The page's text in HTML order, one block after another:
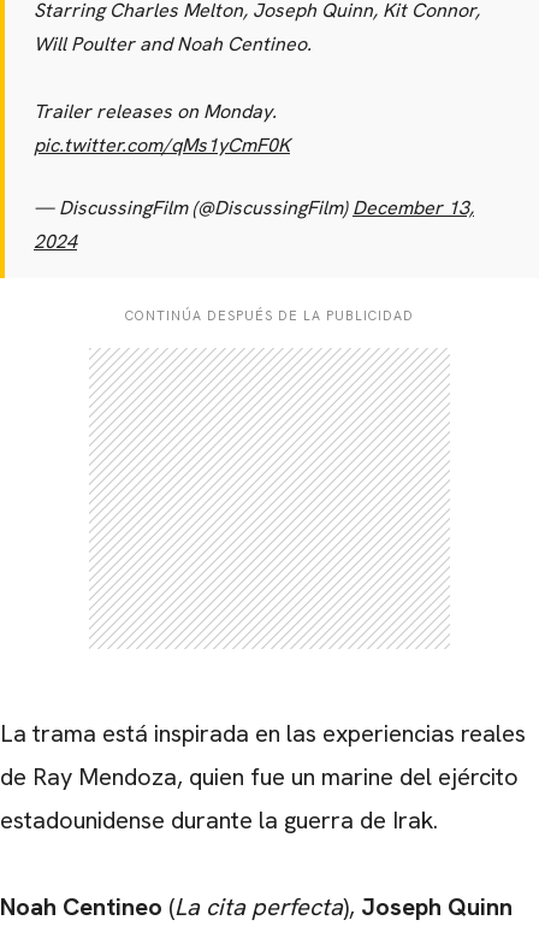
Starring Charles Melton, Joseph Quinn, Kit Connor,
Will Poulter and Noah Centineo.
Trailer releases on Monday.
pic.twitter.com/qMs1yCmF0K
— DiscussingFilm (@DiscussingFilm)December 13,
2024
CONTINÚA DESPUÉS DE LA PUBLICIDAD
La trama está inspirada en las experiencias reales
de Ray Mendoza, quien fue un marine del ejército
estadounidense durante la guerra de Irak.
Noah Centineo (La cita perfecta), Joseph Quinn
CARREGANDO PUBLICIDADE